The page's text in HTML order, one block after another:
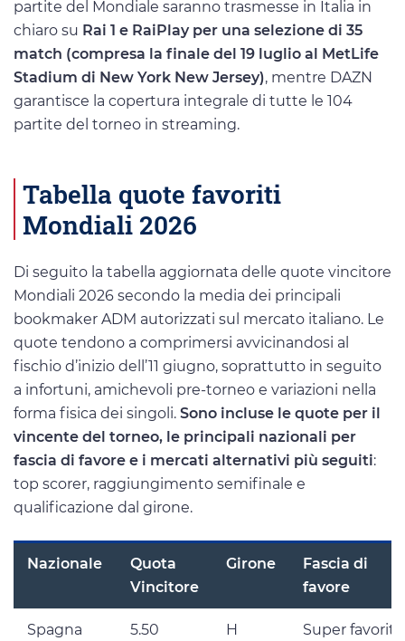
partite del Mondiale saranno trasmesse in Italia in
chiaro su Rai 1 e RaiPlay per una selezione di 35
match (compresa la finale del 19 luglio al MetLife
Stadium di New York New Jersey), mentre DAZN
garantisce la copertura integrale di tutte le 104
partite del torneo in streaming.
Tabella quote favoriti
Mondiali 2026
Di seguito la tabella aggiornata delle quote vincitore
Mondiali 2026 secondo la media dei principali
bookmaker ADM autorizzati sul mercato italiano. Le
quote tendono a comprimersi avvicinandosi al
fischio d’inizio dell’11 giugno, soprattutto in seguito
a infortuni, amichevoli pre-torneo e variazioni nella
forma fisica dei singoli. Sono incluse le quote per il
vincente del torneo, le principali nazionali per
fascia di favore e i mercati alternativi più seguiti:
top scorer, raggiungimento semifinale e
qualificazione dal girone.
Nazionale
Quota
Vincitore
Girone
Fascia di
favore
Spagna 5.50 H Super favorita